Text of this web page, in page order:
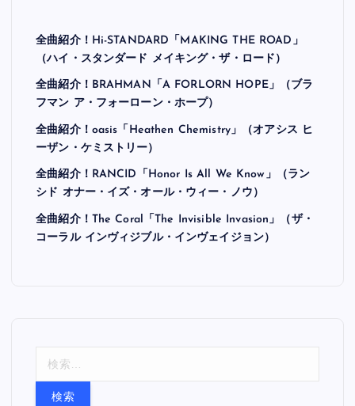
全曲紹介！Hi-STANDARD「MAKING THE ROAD」
（ハイ・スタンダード メイキング・ザ・ロード）
全曲紹介！BRAHMAN「A FORLORN HOPE」（ブラ
フマン ア・フォーローン・ホープ）
全曲紹介！oasis「Heathen Chemistry」（オアシス ヒ
ーザン・ケミストリー）
全曲紹介！RANCID「Honor Is All We Know」（ラン
シド オナー・イズ・オール・ウィー・ノウ）
全曲紹介！The Coral「The Invisible Invasion」（ザ・
コーラル インヴィジブル・インヴェイジョン）